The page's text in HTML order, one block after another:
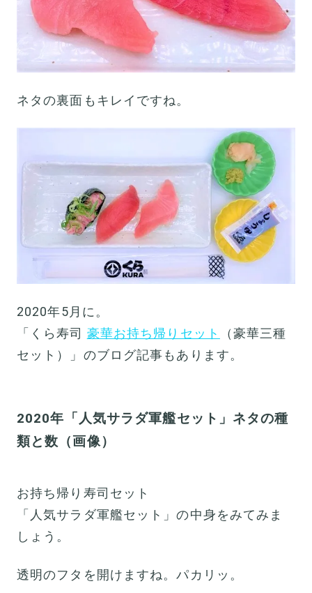
ネタの裏面もキレイですね。
2020年5月に。
「くら寿司 豪華お持ち帰りセット
（豪華三種
セット）」のブログ記事もあります。
2020年「人気サラダ軍艦セット」ネタの種
類と数（画像）
お持ち帰り寿司セット
「人気サラダ軍艦セット」の中身をみてみま
しょう。
透明のフタを開けますね。パカリッ。